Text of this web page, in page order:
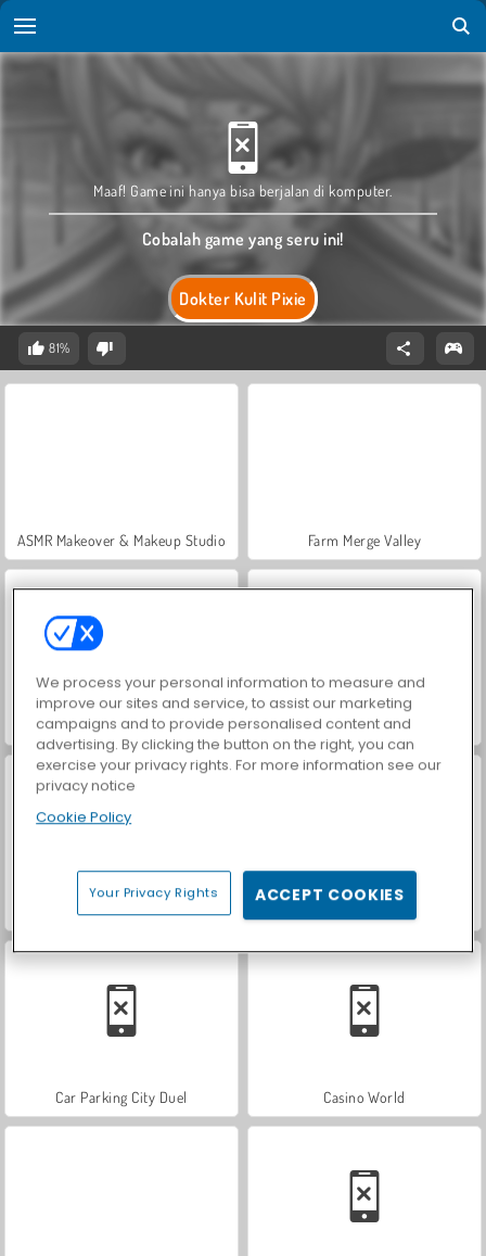
Dokter Kulit Pixie
Maaf! Game ini hanya bisa berjalan di komputer.
Cobalah game yang seru ini!
81%
ASMR Makeover & Makeup Studio Farm Merge Valley
VegaMix Da Vinci Puzzles Royal Story
Hidden Object: Street of Secrets
Car Parking City Duel Casino World
We process your personal information to measure and
improve our sites and service, to assist our marketing
campaigns and to provide personalised content and
advertising. By clicking the button on the right, you can
exercise your privacy rights. For more information see our
privacy notice
Cookie Policy
Your Privacy Rights ACCEPT COOKIES